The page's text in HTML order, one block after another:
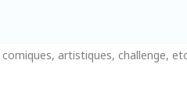
artistiques, challenge,